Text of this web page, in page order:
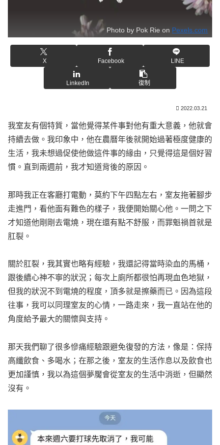
Photo by Pok Rie on Pexels.com
X Facebook LINE
LinkedIn 復制
2022.03.21
我室友有個特質，當他覺得某件事對他有重大意義，他就會
持續去做。我印象中，他在農曆年後就開始過著極度健康的
生活，我未想過促使他做這件事的緣由，只覺得這是個好習
慣。直到兩週前，我才知道背後的原因。
那時我正在客廳打電動，莫約下午四點左右，室友拖著腳步
走進門，看他面有難色的樣子，我便開始關心他。一問之下
才知道他剛剛去電燒，現在還有點不舒服，而罪魁禍首就是
肛裂。
關於肛裂，我其實也略有經驗，我還記得當時染血的馬桶，
跟後續心神不寧的狀況；每次上廁所都很怕再現血色地獄，
但我的狀況不到電燒的程度，頂多就是擦藥而已。因為這段
往事，我可以同理室友的心情，一路走來，我一直站在他的
角度給予最大的關懷與支持。
那天我們聊了很多慘痛經驗跟避免復發的方法，像是：保持
高纖飲食、多喝水；在那之後，室友的生活作息以及飲食也
更加謹慎，我以為這個夢魘會從室友的生活中消逝，但顯然
沒有。